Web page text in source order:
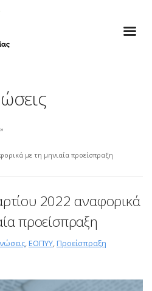
με τη μηνιαία προείσπραξη
2022 αναφορικά
προείσπραξη
, ΕΟΠΥΥ, Προείσπραξη